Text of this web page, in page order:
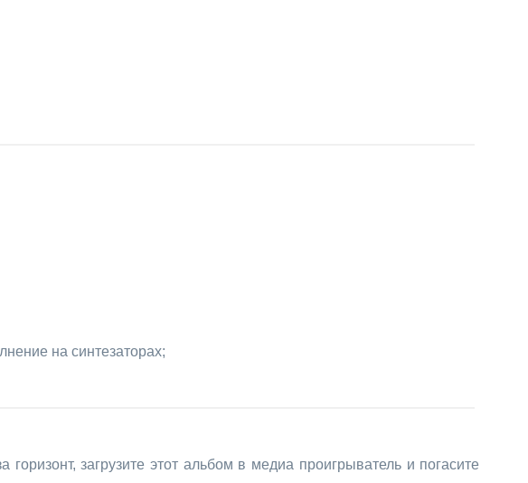
на синтезаторах;
загрузите этот альбом в медиа проигрыватель и погасите